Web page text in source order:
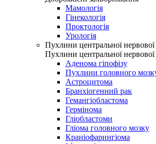
Мамологія
Гінекологія
Проктологія
Урологія
Пухлини центральної
Пухлини центральної
Аденома гіпофізу
Пухлини головного
Астроцитома
Бранхіогенний рак
Гемангіобластома
Гермінома
Гліобластоми
Гліома головного мозку
Краніофарингіома